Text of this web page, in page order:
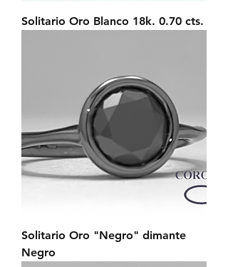
Solitario Oro Blanco 18k. 0.70 cts.
Solitario Oro "Negro" dimante
Negro